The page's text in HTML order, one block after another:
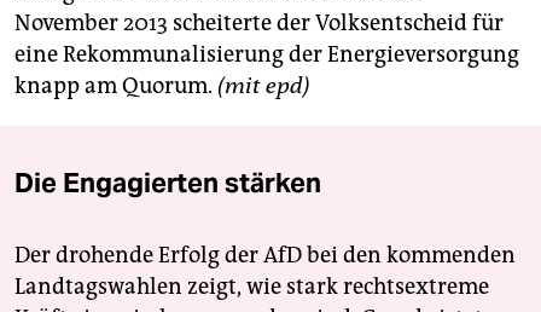
November 2013 scheiterte der Volksentscheid für
eine Rekommunalisierung der Energieversorgung
knapp am Quorum. (mit epd)
Die Engagierten stärken
Der drohende Erfolg der AfD bei den kommenden
Landtagswahlen zeigt, wie stark rechtsextreme